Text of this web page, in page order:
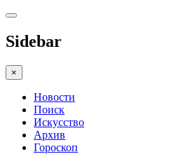
Sidebar
×
Новости
Поиск
Искусство
Архив
Гороскоп